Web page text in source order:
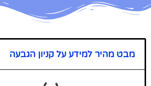
מבט מהיר למידע על קניון הגבעה